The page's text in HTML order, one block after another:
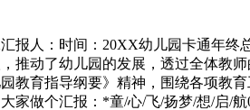
报人：时间：20XX幼儿园卡通年终
推动了幼儿园的发展，透过全体教
教育指导纲要》精神，围绕各项教
家做个汇报：*童/心/飞/扬梦/想/启/